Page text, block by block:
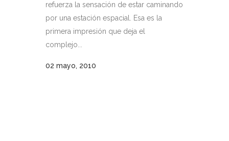
refuerza la sensación de estar caminando
por una estación espacial. Esa es la
primera impresión que deja el
complejo...
02 mayo, 2010